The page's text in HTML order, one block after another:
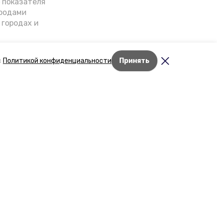
Политикой конфиденциальности Принять
и
о